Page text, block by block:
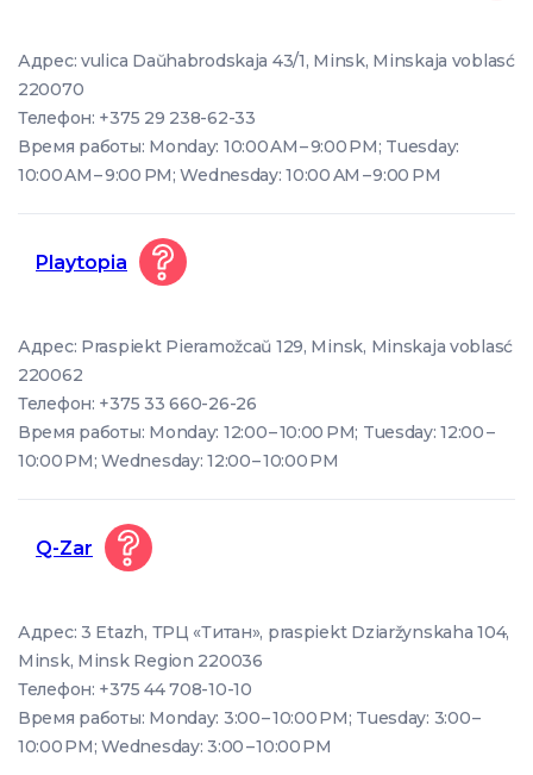
Адрес: vulica Daŭhabrodskaja 43/1, Minsk, Minskaja voblasć
220070
Телефон: +375 29 238-62-33
Время работы: Monday: 10:00 AM – 9:00 PM; Tuesday:
10:00 AM – 9:00 PM; Wednesday: 10:00 AM – 9:00 PM
Playtopia
Адрес: Praspiekt Pieramožcaŭ 129, Minsk, Minskaja voblasć
220062
Телефон: +375 33 660-26-26
Время работы: Monday: 12:00 – 10:00 PM; Tuesday: 12:00 –
10:00 PM; Wednesday: 12:00 – 10:00 PM
Q-Zar
Адрес: 3 Etazh, ТРЦ «Титан», praspiekt Dziaržynskaha 104,
Minsk, Minsk Region 220036
Телефон: +375 44 708-10-10
Время работы: Monday: 3:00 – 10:00 PM; Tuesday: 3:00 –
10:00 PM; Wednesday: 3:00 – 10:00 PM